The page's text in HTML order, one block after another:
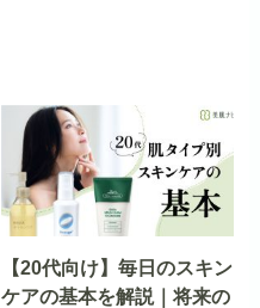
【20代向け】毎日のスキン
ケアの基本を解説｜将来の